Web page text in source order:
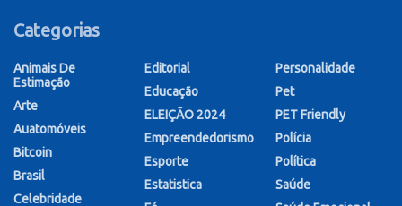
Categorias
Animais De
Estimação
Arte
Auatomóveis
Bitcoin
Brasil
Celebridade
Editorial
Educação
ELEIÇÃO 2024
Empreendedorismo
Esporte
Estatistica
Personalidade
Pet
PET Friendly
Polícia
Política
Saúde